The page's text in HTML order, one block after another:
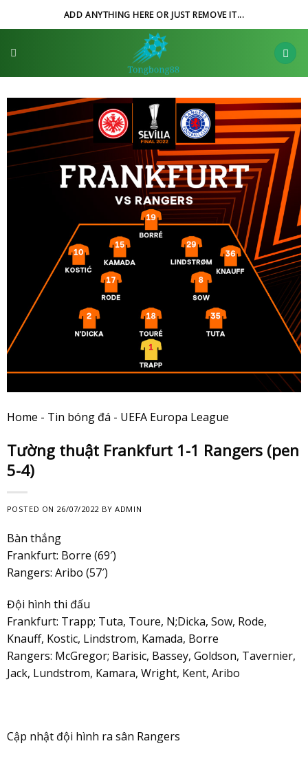
to
ADD ANYTHING HERE OR JUST REMOVE IT...
Home - Tin bóng đá - UEFA Europa League
Tường thuật Frankfurt 1-1 Rangers (pen
5-4)
POSTED ON 26/07/2022 BYADMIN
Bàn thắng
Frankfurt: Borre (69′)
Rangers: Aribo (57′)
Đội hình thi đấu
Frankfurt: Trapp; Tuta, Toure, N;Dicka, Sow, Rode,
Knauff, Kostic, Lindstrom, Kamada, Borre
Rangers: McGregor; Barisic, Bassey, Goldson, Tavernier,
Jack, Lundstrom, Kamara, Wright, Kent, Aribo
Cập nhật đội hình ra sân Rangers